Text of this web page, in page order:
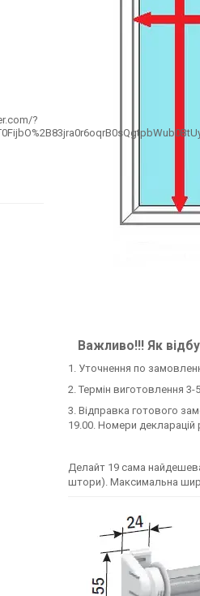
Важливо!!! Як
1. Уточнення по
2. Термін виготовлення 3-
3. Відправка готового
19.00. Номери
Делайт 19 сама найдешева
штори). Максимальна
?